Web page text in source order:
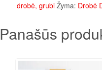
drobė, grubi Žyma: Drobė
Panašūs